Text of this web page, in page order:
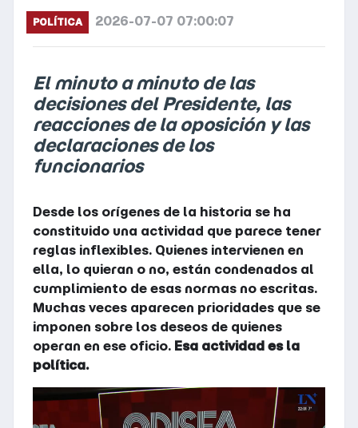
POLÍTICA 2026-07-07 07:00:07
El minuto a minuto de las
decisiones del Presidente, las
reacciones de la oposición y las
declaraciones de los
funcionarios
Desde los orígenes de la historia se ha
constituido una actividad que parece tener
reglas inflexibles. Quienes intervienen en
ella, lo quieran o no, están condenados al
cumplimiento de esas normas no escritas.
Muchas veces aparecen prioridades que se
imponen sobre los deseos de quienes
operan en ese oficio. Esa actividad es la
política.